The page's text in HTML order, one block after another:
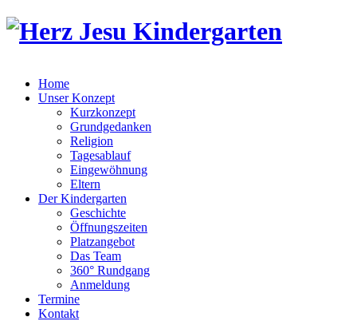
Home
Unser Konzept
Kurzkonzept
Grundgedanken
Religion
Tagesablauf
Eingewöhnung
Eltern
Der Kindergarten
Geschichte
Öffnungszeiten
Platzangebot
Das Team
360° Rundgang
Anmeldung
Termine
Kontakt